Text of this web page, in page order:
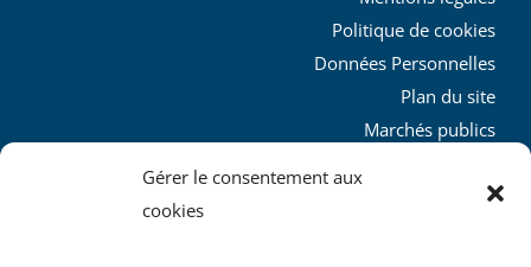
Gérer le consentement aux
cookies
Politique de cookies
Données Personnelles
Plan du site
Marchés publics
L’agglo recrute